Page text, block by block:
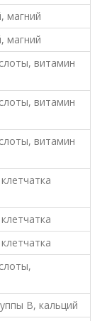
магний
магний
витамин
витамин
витамин
В, кальций